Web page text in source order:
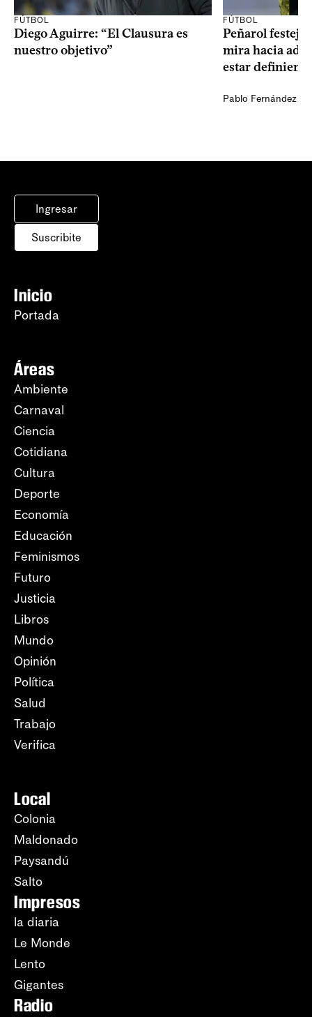
FÚTBOL
Diego Aguirre: “El Clausura es
nuestro objetivo”
FÚTBOL
Peñarol
mira hacia
estar
Pablo Fernández
Ingresar
Suscribite
Inicio
Portada
Áreas
Ambiente
Carnaval
Ciencia
Cotidiana
Cultura
Deporte
Economía
Educación
Feminismos
Futuro
Justicia
Libros
Mundo
Opinión
Política
Salud
Trabajo
Verifica
Local
Colonia
Maldonado
Paysandú
Salto
Impresos
la diaria
Le Monde
Lento
Gigantes
Radio